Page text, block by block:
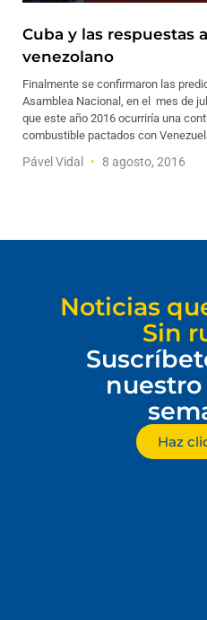
Cuba y las respuestas
venezolano
Finalmente se confirmaron las
Asamblea Nacional, en el mes de
que este año 2016 ocurriría una
combustible pactados con
Pável Vidal 8 agosto, 2016
Noticias
Sin
Haz